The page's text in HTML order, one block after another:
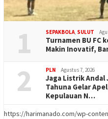
1 SEPAKBOLA, SULUT
Turnamen BU FC
Makin Inovatif,
2 PLN Agustus 7, 2026
Jaga Listrik Andal
Tahuna Gelar
Kepulauan N…
https://harimanado.com/wp-